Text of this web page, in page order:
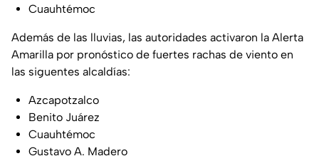
Cuauhtémoc
Además de las lluvias, las autoridades activaron la Alerta
Amarilla por pronóstico de fuertes rachas de viento en
las siguentes alcaldías:
Azcapotzalco
Benito Juárez
Cuauhtémoc
Gustavo A. Madero